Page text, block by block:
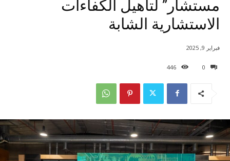
مستشار” لتأهيل الكفاءات
الاستشارية الشابة
0
446
فبراير 9, 2025